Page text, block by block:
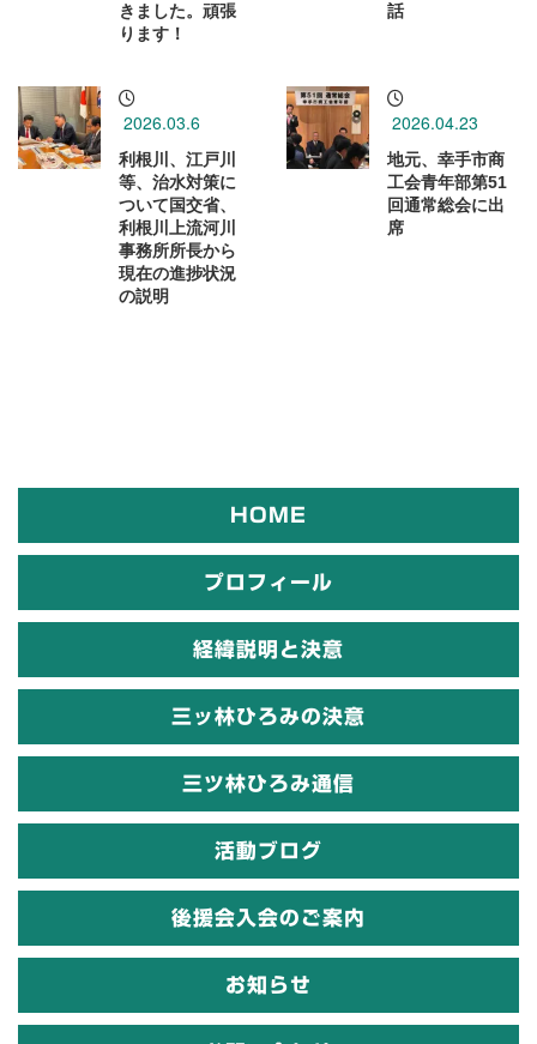
きました。頑張
ります！
話
2026.03.6
利根川、江戸川
等、治水対策に
ついて国交省、
利根川上流河川
事務所所長から
現在の進捗状況
の説明
2026.04.23
地元、幸手市商
工会青年部第51
回通常総会に出
席
HOME
プロフィール
経緯説明と決意
三ッ林ひろみの決意
三ツ林ひろみ通信
活動ブログ
後援会入会のご案内
お知らせ